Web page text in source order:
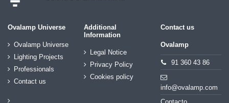
Ovalamp Universe
Ovalamp Universe
Lighting Projects
Professionals
Contact us
Additional
Information
Legal Notice
Privacy Policy
Cookies policy
Contact us
Ovalamp
91 360 43 86
info@ovalamp.com